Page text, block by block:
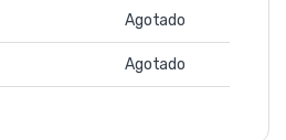
Agotado
Agotado